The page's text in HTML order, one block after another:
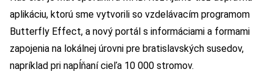
aplikáciu, ktorú sme vytvorili so vzdelávacím programom
Butterfly Effect, a nový portál s informáciami a formami
zapojenia na lokálnej úrovni pre bratislavských susedov,
napríklad pri napĺňaní cieľa 10 000 stromov.